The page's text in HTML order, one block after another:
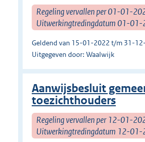
Regeling vervallen per 01-01-
Uitwerkingtredingdatum 01-
Geldend van 15-01-2022 t/m 31-
Uitgegeven door: Waalwijk
Aanwijsbesluit
toezichthouders
Regeling vervallen per 12-01-
Uitwerkingtredingdatum 12-